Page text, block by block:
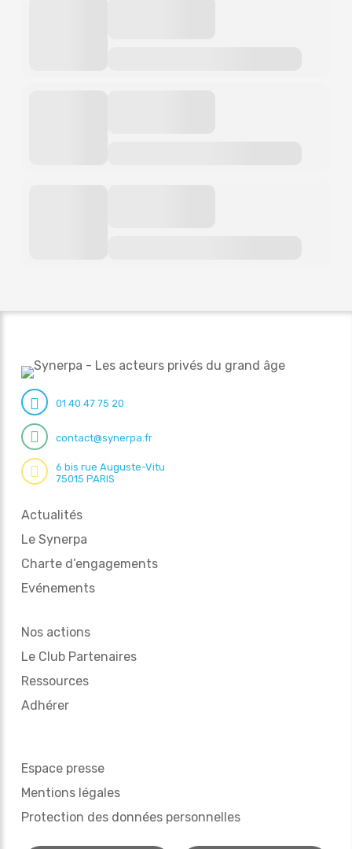
01 40 47 75 20
contact@synerpa.fr
6 bis rue Auguste-Vitu
75015 PARIS
Actualités
Le Synerpa
Charte d’engagements
Evénements
Nos actions
Le Club Partenaires
Ressources
Adhérer
Espace presse
Mentions légales
Protection des données personnelles